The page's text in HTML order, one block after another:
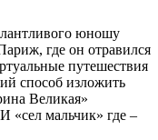
юношу
где он отравился
путешествия
способ изложить
Великая»
И «сел мальчик» где –